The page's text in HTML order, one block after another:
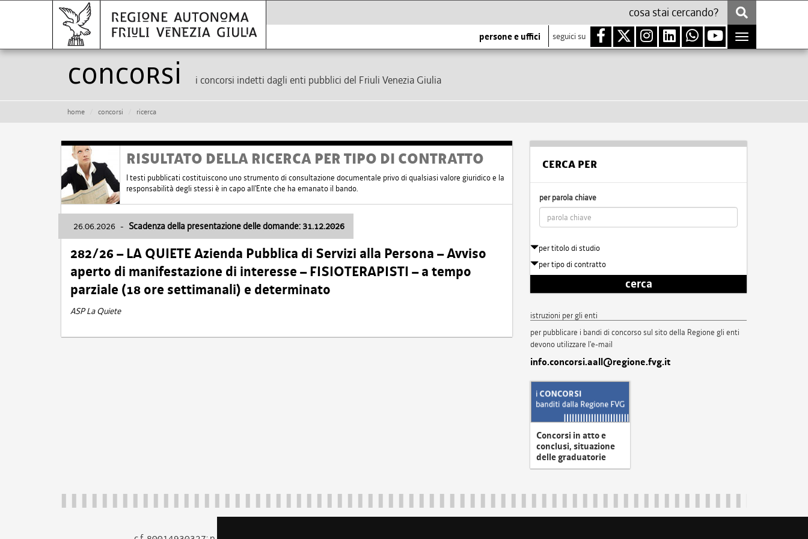
persone e uffici seguici su
Toggle
navigation
Concorsi i concorsi indetti dagli enti pubblici del Friuli Venezia Giulia
home concorsi ricerca
RISULTATO DELLA RICERCA PER TIPO DI CONTRATTO
I testi pubblicati costituiscono uno strumento di consultazione documentale privo di qualsiasi valore giuridico e la
responsabilità degli stessi è in capo all'Ente che ha emanato il bando.
26.06.2026 - Scadenza della presentazione delle domande: 31.12.2026
282/26 – LA QUIETE Azienda Pubblica di Servizi alla Persona – Avviso
aperto di manifestazione di interesse – FISIOTERAPISTI – a tempo
parziale (18 ore settimanali) e determinato
ASP La Quiete
CERCA PER
per parola chiave
per titolo di studio
per tipo di contratto
cerca
istruzioni per gli enti
per pubblicare i bandi di concorso sul sito della Regione gli enti
devono utilizzare l'e-mail
info.concorsi.aall@regione.fvg.it
Concorsi in atto e
conclusi, situazione
delle graduatorie